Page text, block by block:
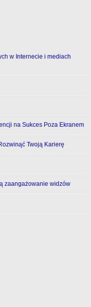
w Internecie i mediach
na Sukces Poza Ekranem
Twoją Karierę
zaangażowanie widzów